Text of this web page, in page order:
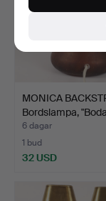
MONICA
Bordslampa,
…
6 dagar
1 bud
32 USD